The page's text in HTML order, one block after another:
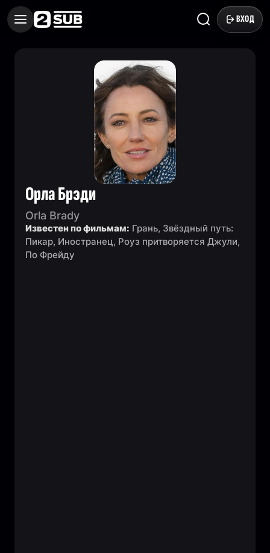
ВХОД
Орла Брэди
Orla Brady
Известен по фильмам: Грань, Звёздный путь:
Пикар, Иностранец, Роуз притворяется Джули,
По Фрейду